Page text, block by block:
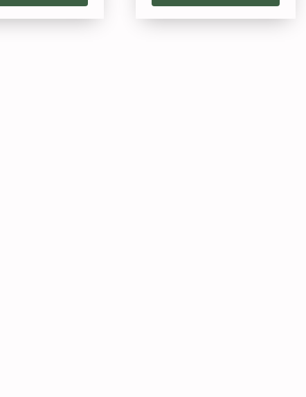
era:
è:
era:
è: